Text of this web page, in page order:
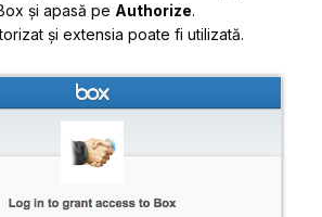
și apasă pe Authorize.
și extensia poate fi utilizată.